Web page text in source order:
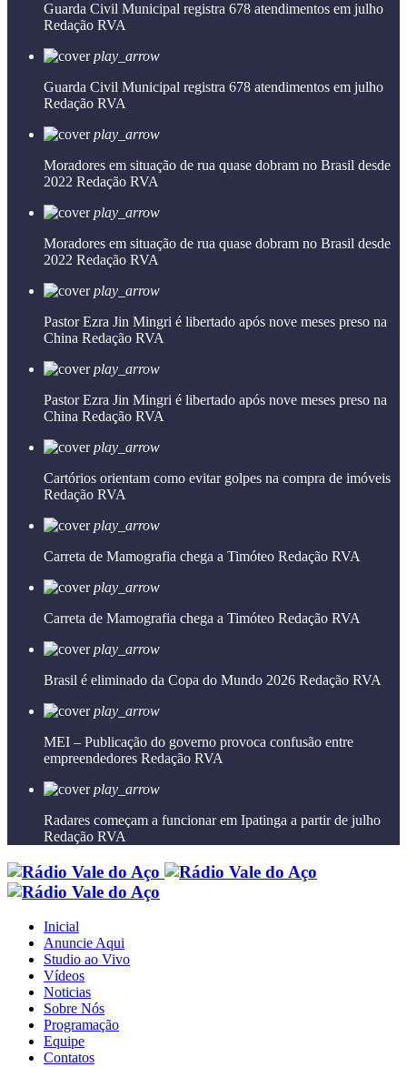
Guarda Civil Municipal registra 678 atendimentos em julho
Redação RVA
play_arrow
Guarda Civil Municipal registra 678 atendimentos em julho
Redação RVA
play_arrow
Moradores em situação de rua quase dobram no Brasil desde
2022 Redação RVA
play_arrow
Moradores em situação de rua quase dobram no Brasil desde
2022 Redação RVA
play_arrow
Pastor Ezra Jin Mingri é libertado após nove meses preso na
China Redação RVA
play_arrow
Pastor Ezra Jin Mingri é libertado após nove meses preso na
China Redação RVA
play_arrow
Cartórios orientam como evitar golpes na compra de imóveis
Redação RVA
play_arrow
Carreta de Mamografia chega a Timóteo Redação RVA
play_arrow
Carreta de Mamografia chega a Timóteo Redação RVA
play_arrow
Brasil é eliminado da Copa do Mundo 2026 Redação RVA
play_arrow
MEI – Publicação do governo provoca confusão entre
empreendedores Redação RVA
play_arrow
Radares começam a funcionar em Ipatinga a partir de julho
Redação RVA
Inicial
Anuncie Aqui
Studio ao Vivo
Vídeos
Noticias
Sobre Nós
Programação
Equipe
Contatos